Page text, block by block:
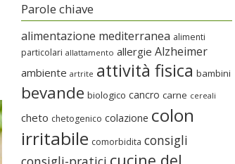
Parole chiave
alimentazione mediterranea alimenti
particolari allattamento allergie Alzheimer
ambiente artrite attività fisica bambini
bevande biologico cancro carne cereali
cheto chetogenico colazione colon
irritabile comorbidita consigli